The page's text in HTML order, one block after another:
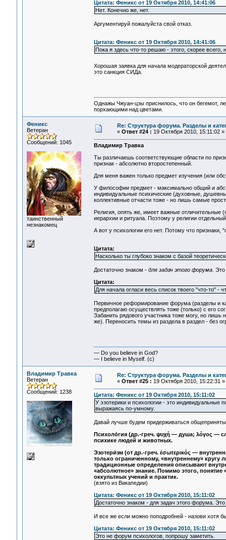
Цитата: Феникс от 19 Октября 2010, 14:41:06
Нет. Конечно же, нет.
Аргументируй пожалуйста свой отказ.
Цитата: Феникс от 19 Октября 2010, 14:41:06
Пока я здесь что-то решаю - этого, скорее всего,
Хорошая заявка для начала модераторской
это санкция СИДа.
Однажы Чжуан-цзы приснилось, что он бегемот,
порхающими над цветами.
Феникс
Ветеран
Сообщений: 1045
таинственный
незнакомец
Re: Структура форума. Разделы и
« Ответ #24 : 19 Октября 2010, 15:11:02 »
Владимир Травка
Ты различаешь соответствующие области по
признак - абсолютно второстепенный.
Для меня важен только предмет изучения (или
У философии предмет - максимально общий и
индивидуальные психические (духовные,
коллективные отчасти тоже - но лишь самые
Религия, опять же, имеет важные отличительные
иерархии и ритуала. Поэтому у религии
А вот у психологии его нет. Потому что
Цитата:
Насколько ты глубоко знаком с базой
Достаточно знаком - для задач этого форума. Это
Цитата:
Для начала огласи весь список твоего "что-то" -
Первичное реформирование форума (разделы и
предполагаю осуществлять тоже (только) с его
Забанить рядового участника тоже могу, но лишь
же). Переносить темы из раздела в раздел - без
— Do you believe in God?
— I believe in Myself. (c)
Владимир Травка
Ветеран
Сообщений: 1238
Re: Структура форума. Разделы и
« Ответ #25 : 19 Октября 2010, 15:22:31 »
Цитата: Феникс от 19 Октября 2010, 15:11:02
У эзотерики и психологии - это
выражаясь по-умному.
Давай лучше будем придерживаться
Психоло́гия (др.-греч. ψυχή — душа; λόγος —
психике людей и животных.
Эзотери́зм (от др.-греч. ἐσωτερικός —
только ограниченному, «внутреннему»
традиционные определения описывают
«абсолютное» знание. Помимо этого,
оккультных учений и практик.
(взято из Викапедии)
Цитата: Феникс от 19 Октября 2010, 15:11:02
Достаточно знаком - для задач этого форума.
И все же если можно поподробней - назови хотя
Цитата: Феникс от 19 Октября 2010, 15:11:02
Это не форум психологов, попрошу заметить.